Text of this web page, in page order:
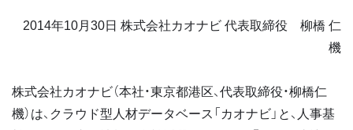
2014年10月30日 株式会社カオナビ 代表取締役 柳橋 仁
機
株式会社カオナビ（本社・東京都港区、代表取締役・柳橋仁
機）は、クラウド型人材データベース「カオナビ」と、人事基